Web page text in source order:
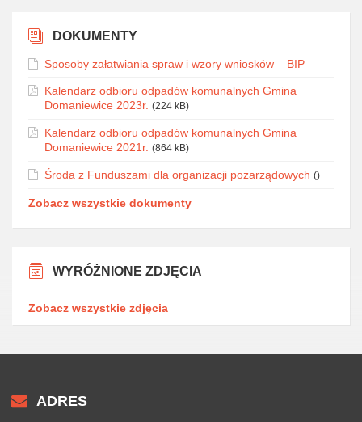
DOKUMENTY
Sposoby załatwiania spraw i wzory wniosków – BIP
Kalendarz odbioru odpadów komunalnych Gmina
Domaniewice 2023r. (224 kB)
Kalendarz odbioru odpadów komunalnych Gmina
Domaniewice 2021r. (864 kB)
Środa z Funduszami dla organizacji pozarządowych ()
Zobacz wszystkie dokumenty
WYRÓŻNIONE ZDJĘCIA
Zobacz wszystkie zdjęcia
ADRES